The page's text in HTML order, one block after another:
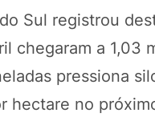
Sul registrou
chegaram a 1,03
pressiona
hectare no